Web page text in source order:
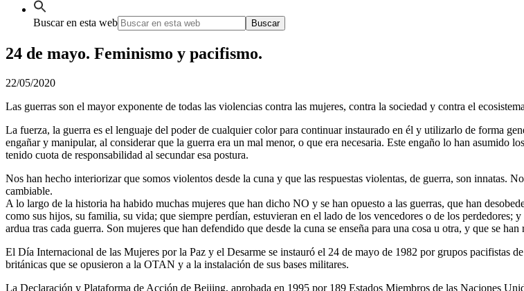
Buscar en esta web
24 de mayo. Feminismo y pacifismo.
22/05/2020
Las guerras son el mayor exponente de todas las violencias contra las mujeres, contra la sociedad y contra el
La fuerza, la guerra es el lenguaje del poder de cualquier color para continuar instaurado en él y utilizarlo de forma
engañar y manipular, al considerar que la guerra era un mal menor, o que era necesaria. Este engaño lo han asumido
tenido cuota de responsabilidad al secundar esa postura.
Nos han hecho interiorizar que somos violentos desde la cuna y que las respuestas violentas, de guerra, son innatas.
cambiable.
A lo largo de la historia ha habido muchas mujeres que han dicho NO y se han opuesto a las guerras, que han
como sus hijos, su familia, su vida; que siempre perdían, estuvieran en el lado de los vencedores o de los
ardua tras cada guerra. Son mujeres que han defendido que desde la cuna se enseña para una cosa u otra, y que se
El Día Internacional de las Mujeres por la Paz y el Desarme se instauró el 24 de mayo de 1982 por grupos pacifistas
británicas que se opusieron a la OTAN y a la instalación de sus bases militares.
La Declaración y Plataforma de Acción de Beijing, aprobada en 1995 por 189 Estados Miembros de las Naciones